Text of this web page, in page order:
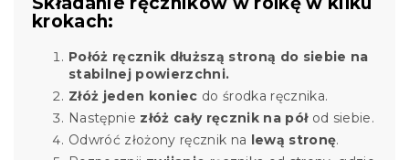
krokach:
Połóż ręcznik dłuższą stroną do siebie na
stabilnej powierzchni.
Złóż jeden koniec do środka ręcznika.
Następnie złóż cały ręcznik na półod siebie.
Odwróć złożony ręcznik na lewą stronę.